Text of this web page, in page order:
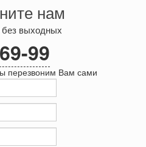
нам
выходных
99
перезвоним Вам сами